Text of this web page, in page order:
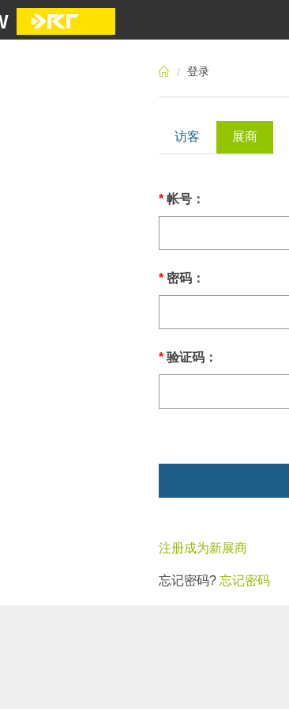
登录
访客 展商
* 帐号：
* 密码：
* 验证码：
注册成为新展商
忘记密码? 忘记密码